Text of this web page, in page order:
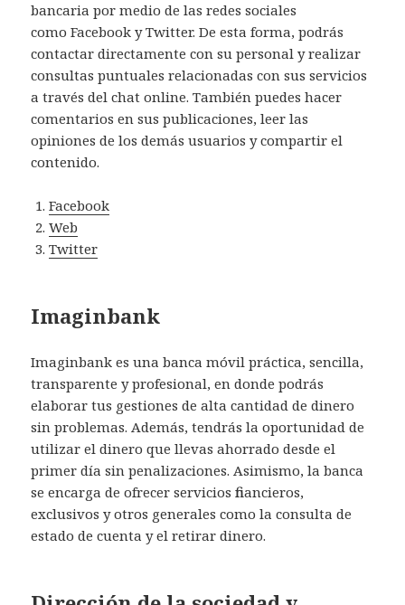
bancaria por medio de las redes sociales
como Facebook y Twitter. De esta forma, podrás
contactar directamente con su personal y realizar
consultas puntuales relacionadas con sus servicios
a través del chat online. También puedes hacer
comentarios en sus publicaciones, leer las
opiniones de los demás usuarios y compartir el
contenido.
Facebook
Web
Twitter
Imaginbank
Imaginbank es una banca móvil práctica, sencilla,
transparente y profesional, en donde podrás
elaborar tus gestiones de alta cantidad de dinero
sin problemas. Además, tendrás la oportunidad de
utilizar el dinero que llevas ahorrado desde el
primer día sin penalizaciones. Asimismo, la banca
se encarga de ofrecer servicios financieros,
exclusivos y otros generales como la consulta de
estado de cuenta y el retirar dinero.